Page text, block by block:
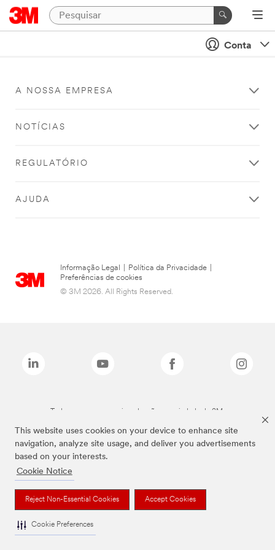
This website uses cookies on your device to enhance site
navigation, analyze site usage, and deliver you advertisements
based on your interests.
Cookie Notice
Reject Non-Essential Cookies Accept Cookies
Cookie Preferences
Conta
A NOSSA EMPRESA
NOTÍCIAS
REGULATÓRIO
AJUDA
Informação Legal Política da Privacidade
Preferências de cookies
© 3M 2026. All Rights Reserved.
Todas as marcas mencionadas são propriedade da 3M.